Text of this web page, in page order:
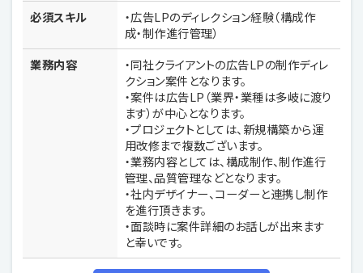
必須スキル
・広告LPのディレクション経験（構成作
成・制作進行管理）
業務内容
・同社クライアントの広告LPの制作ディレ
クション案件となります。
・案件は広告LP（業界・業種は多岐に渡り
ます）が中心となります。
・プロジェクトとしては、新規構築から運
用改修まで複数ございます。
・業務内容としては、構成制作、制作進行
管理、品質管理などとなります。
・社内デザイナー、コーダーと連携し制作
を進行頂きます。
・面談時に案件詳細のお話しが出来ます
と幸いです。